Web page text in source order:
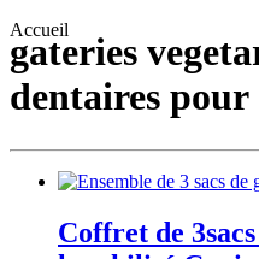
Accueil
gateries
dentaires pour
Coffret de